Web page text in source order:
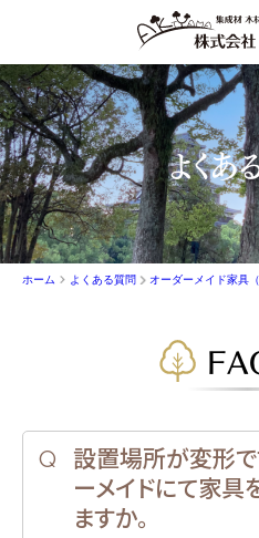
よくあ
ホーム よくある質問
設置場所が変形で
ーメイドにて家具
ますか。